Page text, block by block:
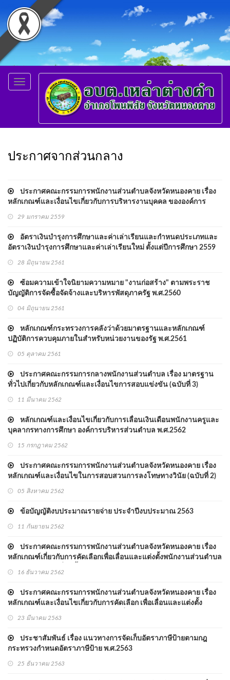
Toggle
navigation
ประกาศจากส่วนกลาง
ประกาศคณะกรรมการพนักงานส่วนตำบลจังหวัดหนองคาย เรื่อง
หลักเกณฑ์และเงื่อนไขเกี่ยวกับการบริหารงานบุคคล ขององค์การ
29 มกราคม 2559
อัตราเงินบำรุงการศึกษาและค่าเล่าเรียนและกำหนดประเภทและ
อัตราเงินบำรุงการศึกษาและค่าเล่าเรียนใหม่ ตั้งแต่ปีการศึกษา 2559
28 มิถุนายน 2561
ซ้อมความเข้าใจนิยามความหมาย "งานก่อสร้าง" ตามพระราช
บัญญัติการจัดซื้อจัดจ้างและบริหารพัสดุภาครัฐ พ.ศ.2560
04 มิถุนายน 2561
หลักเกณฑ์กระทรวงการคลังว่าด้วยมาตรฐานและหลักเกณฑ์
ปฏิบัติการควบคุมภายในสําหรับหน่วยงานของรัฐ พ.ศ.2561
05 ตุลาคม 2561
ประกาศคณะกรรมการกลางพนักงานส่วนตำบล เรื่อง มาตรฐาน
ทั่วไปเกี่ยวกับหลักเกณฑ์และเงื่อนไขการสอบแข่งขัน (ฉบับที่ 3)
พ.ศ.2562
11 มีนาคม 2562
หลักเกณฑ์และเงื่อนไขเกี่ยวกับการเลื่อนเงินเดือนพนักงานครูและ
บุคลากรทางการศึกษา องค์การบริหารส่วนตําบล พ.ศ.2562
15 กรกฎาคม 2562
ประกาศคณะกรรมการพนักงานส่วนตำบลจังหวัดหนองคาย เรื่อง
หลักเกณฑ์และเงื่อนไขในการสอบสวนการลงโทษทางวินัย (ฉบับที่ 2)
พ.ศ.2562
05 สิงหาคม 2562
ข้อบัญญัติงบประมาณรายจ่าย ประจําปีงบประมาณ 2563
11 กันยายน 2562
ประกาศคณะกรรมการพนักงานส่วนตำบลจังหวัดหนองคาย เรื่อง
หลักเกณฑ์เกี่ยวกับการคัดเลือกเพื่อเลื่อนและแต่งตั้งพนักงานส่วนตำบล
ให้ดำรงตำแหน่งที่สูงขึ้น ในสายงานวิทยาศาสตร์และเทคโนโลยี
16 ธันวาคม 2562
ประกาศคณะกรรมการพนักงานส่วนตำบลจังหวัดหนองคาย เรื่อง
หลักเกณฑ์และเงื่อนไขเกี่ยวกับการคัดเลือก เพื่อเลื่อนและแต่งตั้ง
พนักงานส่วนตำบล ตำแหน่ง ประเภททั่วไปและประเภทวิชาการ ให้
23 มีนาคม 2563
ประชาสัมพันธ์ เรื่อง แนวทางการจัดเก็บอัตราภาษีป้ายตามกฎ
กระทรวงกำหนดอัตราภาษีป้าย พ.ศ.2563
25 ธันวาคม 2563